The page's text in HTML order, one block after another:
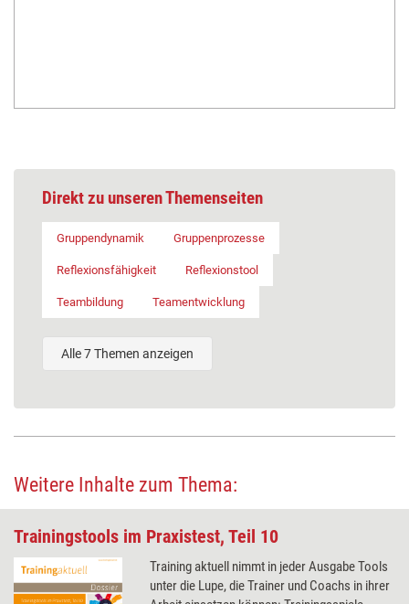
Direkt zu unseren Themenseiten
Gruppendynamik Gruppenprozesse
Reflexionsfähigkeit Reflexionstool
Teambildung Teamentwicklung
Alle 7 Themen anzeigen
Weitere Inhalte zum Thema:
Trainingstools im Praxistest, Teil 10
Training aktuell nimmt in jeder Ausgabe Tools
unter die Lupe, die Trainer und Coachs in ihrer